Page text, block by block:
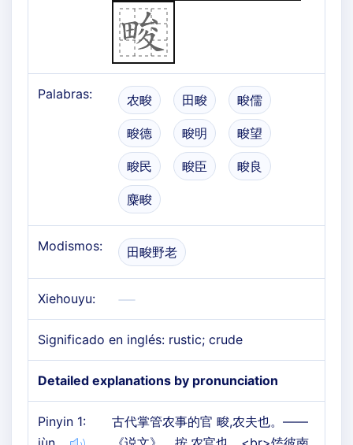
Palabras: 农畯 田畯 畯儒
畯德 畯明 畯望
畯民 畯臣 畯良
麋畯
Modismos: 田畯野老
Xiehouyu:
Significado en inglés: rustic; crude
Detailed explanations by pronunciation
Pinyin 1:
古代掌管农事的官 畯,农夫也。——